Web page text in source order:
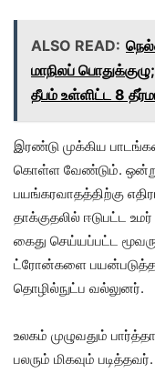
ALSO READ:
மாநிலப்
தீபம் உள்ளிட்ட 8
இரண்டு முக்கிய
கொள்ள வேண்டும். ஒன்று,
பயங்கரவாதத்திற்கு
தாக்குதலில் ஈடுபட்ட
கைது செய்யப்பட்ட
ட்ரோன்களை
தொழில்நுட்ப வல்லுனர்.
உலகம் முழுவதும்
பலரும் மிகவும்